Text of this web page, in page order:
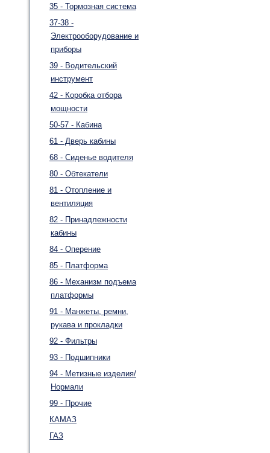
35 - Тормозная система
37-38 -
Электрооборудование и
приборы
39 - Водительский
инструмент
42 - Коробка отбора
мощности
50-57 - Кабина
61 - Дверь кабины
68 - Сиденье водителя
80 - Обтекатели
81 - Отопление и
вентиляция
82 - Принадлежности
кабины
84 - Оперение
85 - Платформа
86 - Механизм подъема
платформы
91 - Манжеты, ремни,
рукава и прокладки
92 - Фильтры
93 - Подшипники
94 - Метизные изделия/
Нормали
99 - Прочие
КАМАЗ
ГАЗ